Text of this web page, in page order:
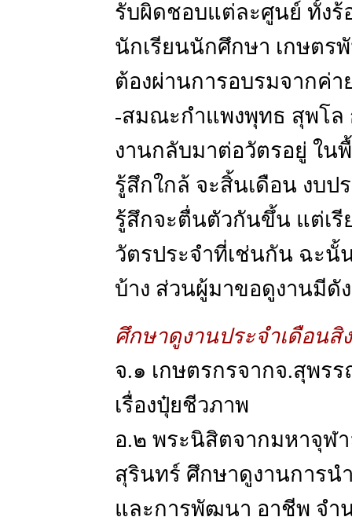
รับผิดชอบแต่ละศูนย์ ทั้งร้
นักเรียนนักศึกษา เกษตร
ต้องผ่านการอบรมจากค่
-สมณะกำแพงพุทธ สุพโ
งานกลับมาต่อวัตรอยู่ ใน
รู้สึกใกล้ จะสิ้นเดือน งบ
รู้สึกจะตื่นตัวกันขึ้น แต่เรี
วัตรประจำที่เช่นกัน ฉะนั้
บ้าง ส่วนผู้มาขอดูงานมีดั
ศึกษาดูงานประจำเดือนสิ
จ.๑ เกษตรกรจากจ.สุพร
เรื่องปุ๋ยชีวภาพ
อ.๒ พระนิสิตจากมหาจุฬ
สุรินทร์ ศึกษาดูงานการน
และการพัฒนา อาชีพ จำ